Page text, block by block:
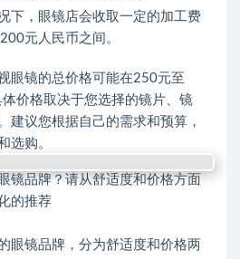
下，眼镜店会收取一定的加工费
元人民币之间。
眼镜的总价格可能在250元至
价格取决于您选择的镜片、镜
建议您根据自己的需求和预算，
选购。
镜品牌？请从舒适度和价格方面
的推荐
眼镜品牌，分为舒适度和价格两